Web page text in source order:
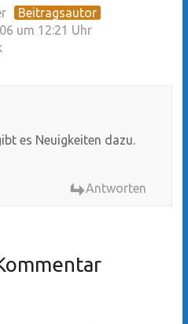
Beitragsautor
um 12:21 Uhr
es Neuigkeiten dazu.
Antworten